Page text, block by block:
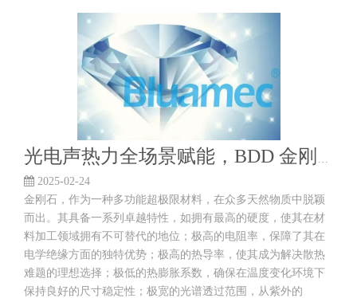
光电声热力全场景赋能，BDD 金刚石凭什么领先突围？
2025-02-24
金刚石，作为一种多功能超极限材料，在众多天然物质中脱颖
而出。其具备一系列卓越特性，如拥有最高的硬度，使其在材
料加工领域拥有不可替代的地位；极高的电阻率，保障了其在
电学绝缘方面的独特优势；极高的热导率，使其成为解决散热
难题的理想选择；极低的热膨胀系数，确保在温度变化环境下
保持良好的尺寸稳定性；极宽的光谱透过范围，从紫外的